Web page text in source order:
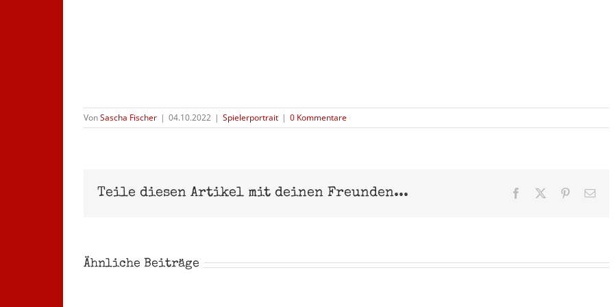
VonSascha Fischer | 04.10.2022 | Spielerportrait | 0 Kommentare
Teile diesen Artikel mit deinen Freunden... Facebook Pinterest
E-
Ähnliche Beiträge